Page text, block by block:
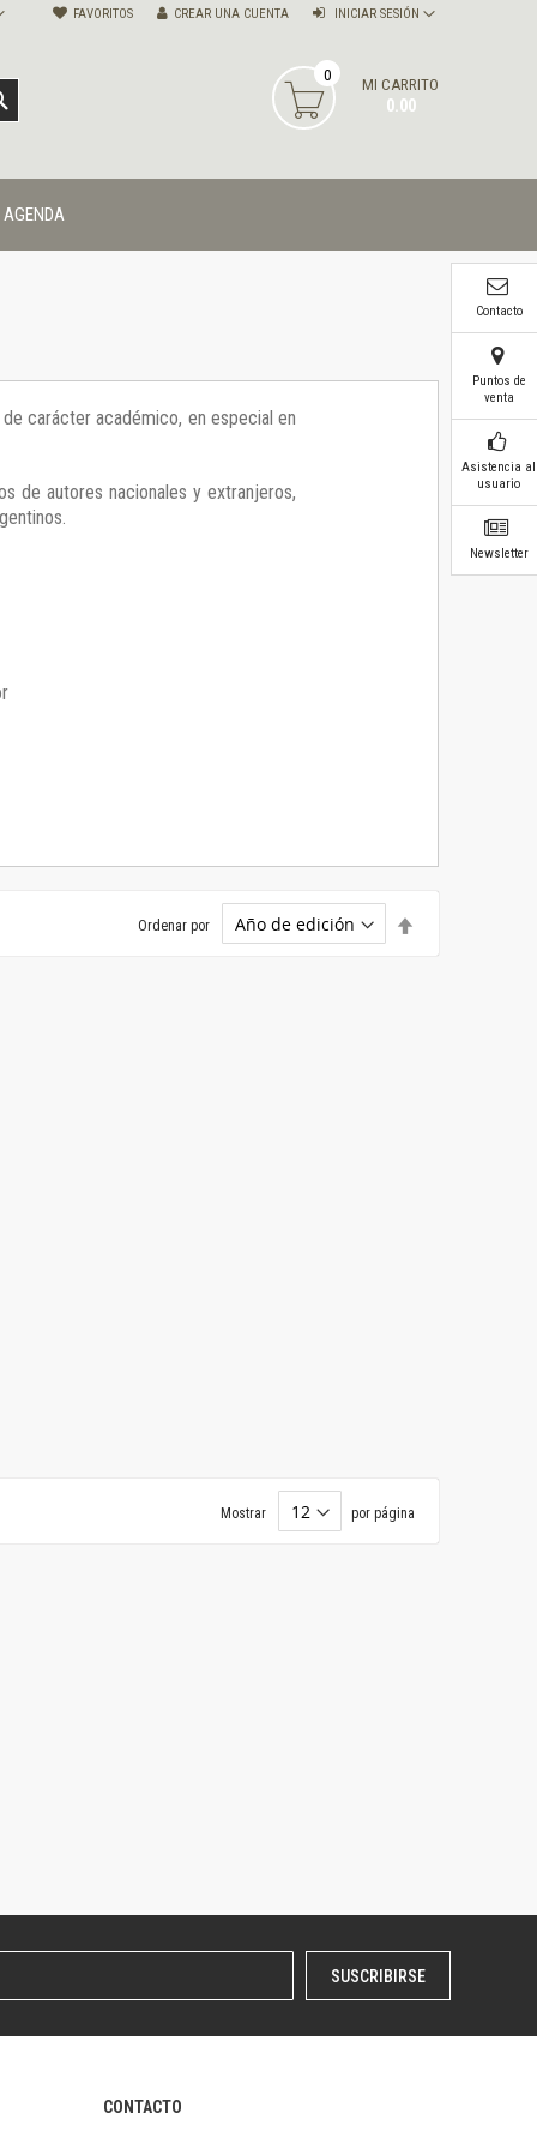
FAVORITOS INICIAR SESIÓN
CREAR UNA CUENTA
MI CARRITO
0.00
0
AGENDA
carácter académico, en especial en
de autores nacionales y extranjeros,
Ordenar por
descendente
Mostrar por página
SUSCRIBIRSE
CONTACTO
Contacto
Puntos de
venta
Asistencia al
usuario
Newsletter